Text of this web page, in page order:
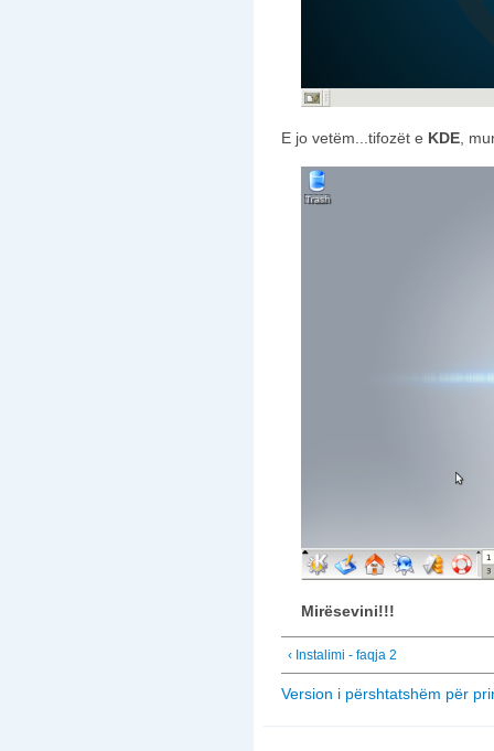
E jo vetëm...tifozët e KDE,
Mirësevini!!!
‹ Instalimi - faqja 2
Version i përshtatshëm për